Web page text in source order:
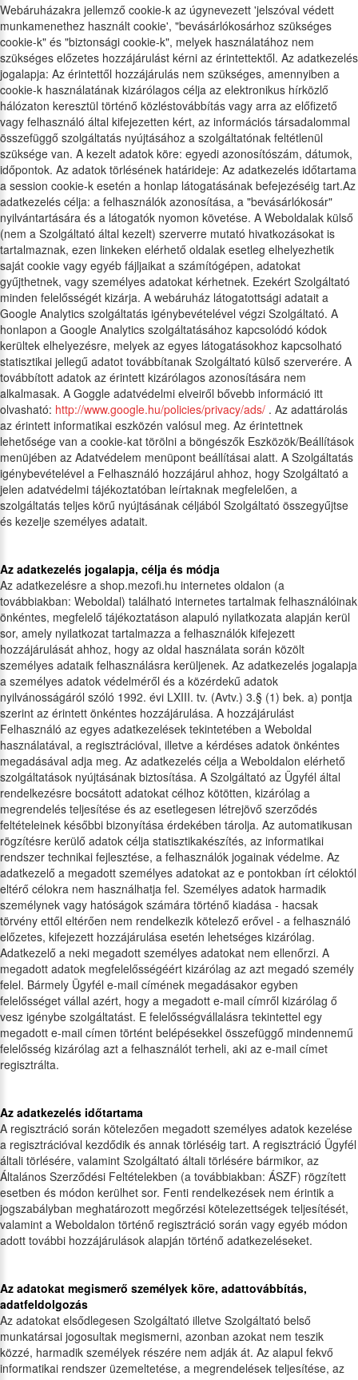
Webáruházakra jellemző cookie-k az úgynevezett 'jelszóval védett
munkamenethez használt cookie', "bevásárlókosárhoz szükséges
cookie-k" és "biztonsági cookie-k", melyek használatához nem
szükséges előzetes hozzájárulást kérni az érintettektől. Az adatkezelés
jogalapja: Az érintettől hozzájárulás nem szükséges, amennyiben a
cookie-k használatának kizárólagos célja az elektronikus hírközlő
hálózaton keresztül történő közléstovábbítás vagy arra az előfizető
vagy felhasználó által kifejezetten kért, az információs társadalommal
összefüggő szolgáltatás nyújtásához a szolgáltatónak feltétlenül
szüksége van. A kezelt adatok köre: egyedi azonosítószám, dátumok,
időpontok. Az adatok törlésének határideje: Az adatkezelés időtartama
a session cookie-k esetén a honlap látogatásának befejezéséig tart.Az
adatkezelés célja: a felhasználók azonosítása, a "bevásárlókosár"
nyilvántartására és a látogatók nyomon követése. A Weboldalak külső
(nem a Szolgáltató által kezelt) szerverre mutató hivatkozásokat is
tartalmaznak, ezen linkeken elérhető oldalak esetleg elhelyezhetik
saját cookie vagy egyéb fájljaikat a számítógépen, adatokat
gyűjthetnek, vagy személyes adatokat kérhetnek. Ezekért Szolgáltató
minden felelősségét kizárja. A webáruház látogatottsági adatait a
Google Analytics szolgáltatás igénybevételével végzi Szolgáltató. A
honlapon a Google Analytics szolgáltatásához kapcsolódó kódok
kerültek elhelyezésre, melyek az egyes látogatásokhoz kapcsolható
statisztikai jellegű adatot továbbítanak Szolgáltató külső szerverére. A
továbbított adatok az érintett kizárólagos azonosítására nem
alkalmasak. A Goggle adatvédelmi elveiről bővebb információ itt
olvasható: http://www.google.hu/policies/privacy/ads/ . Az adattárolás
az érintett informatikai eszközén valósul meg. Az érintettnek
lehetősége van a cookie-kat törölni a böngészők Eszközök/Beállítások
menüjében az Adatvédelem menüpont beállításai alatt. A Szolgáltatás
igénybevételével a Felhasználó hozzájárul ahhoz, hogy Szolgáltató a
jelen adatvédelmi tájékoztatóban leírtaknak megfelelően, a
szolgáltatás teljes körű nyújtásának céljából Szolgáltató összegyűjtse
és kezelje személyes adatait.
Az adatkezelés jogalapja, célja és módja
Az adatkezelésre a shop.mezofi.hu internetes oldalon (a
továbbiakban: Weboldal) található internetes tartalmak felhasználóinak
önkéntes, megfelelő tájékoztatáson alapuló nyilatkozata alapján kerül
sor, amely nyilatkozat tartalmazza a felhasználók kifejezett
hozzájárulását ahhoz, hogy az oldal használata során közölt
személyes adataik felhasználásra kerüljenek. Az adatkezelés jogalapja
a személyes adatok védelméről és a közérdekű adatok
nyilvánosságáról szóló 1992. évi LXIII. tv. (Avtv.) 3.§ (1) bek. a) pontja
szerint az érintett önkéntes hozzájárulása. A hozzájárulást
Felhasználó az egyes adatkezelések tekintetében a Weboldal
használatával, a regisztrációval, illetve a kérdéses adatok önkéntes
megadásával adja meg. Az adatkezelés célja a Weboldalon elérhető
szolgáltatások nyújtásának biztosítása. A Szolgáltató az Ügyfél által
rendelkezésre bocsátott adatokat célhoz kötötten, kizárólag a
megrendelés teljesítése és az esetlegesen létrejövő szerződés
feltételeinek későbbi bizonyítása érdekében tárolja. Az automatikusan
rögzítésre kerülő adatok célja statisztikakészítés, az informatikai
rendszer technikai fejlesztése, a felhasználók jogainak védelme. Az
adatkezelő a megadott személyes adatokat az e pontokban írt céloktól
eltérő célokra nem használhatja fel. Személyes adatok harmadik
személynek vagy hatóságok számára történő kiadása - hacsak
törvény ettől eltérően nem rendelkezik kötelező erővel - a felhasználó
előzetes, kifejezett hozzájárulása esetén lehetséges kizárólag.
Adatkezelő a neki megadott személyes adatokat nem ellenőrzi. A
megadott adatok megfelelősségéért kizárólag az azt megadó személy
felel. Bármely Ügyfél e-mail címének megadásakor egyben
felelősséget vállal azért, hogy a megadott e-mail címről kizárólag ő
vesz igénybe szolgáltatást. E felelősségvállalásra tekintettel egy
megadott e-mail címen történt belépésekkel összefüggő mindennemű
felelősség kizárólag azt a felhasználót terheli, aki az e-mail címet
regisztrálta.
Az adatkezelés időtartama
A regisztráció során kötelezően megadott személyes adatok kezelése
a regisztrációval kezdődik és annak törléséig tart. A regisztráció Ügyfél
általi törlésére, valamint Szolgáltató általi törlésére bármikor, az
Általános Szerződési Feltételekben (a továbbiakban: ÁSZF) rögzített
esetben és módon kerülhet sor. Fenti rendelkezések nem érintik a
jogszabályban meghatározott megőrzési kötelezettségek teljesítését,
valamint a Weboldalon történő regisztráció során vagy egyéb módon
adott további hozzájárulások alapján történő adatkezeléseket.
Az adatokat megismerő személyek köre, adattovábbítás,
adatfeldolgozás
Az adatokat elsődlegesen Szolgáltató illetve Szolgáltató belső
munkatársai jogosultak megismerni, azonban azokat nem teszik
közzé, harmadik személyek részére nem adják át. Az alapul fekvő
informatikai rendszer üzemeltetése, a megrendelések teljesítése, az